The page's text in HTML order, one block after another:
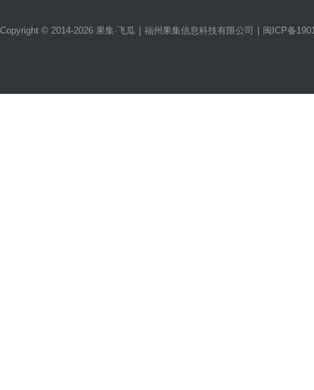
Copyright © 2014-2026 果集·飞瓜 福州果集信息科技有限公司 闽ICP备